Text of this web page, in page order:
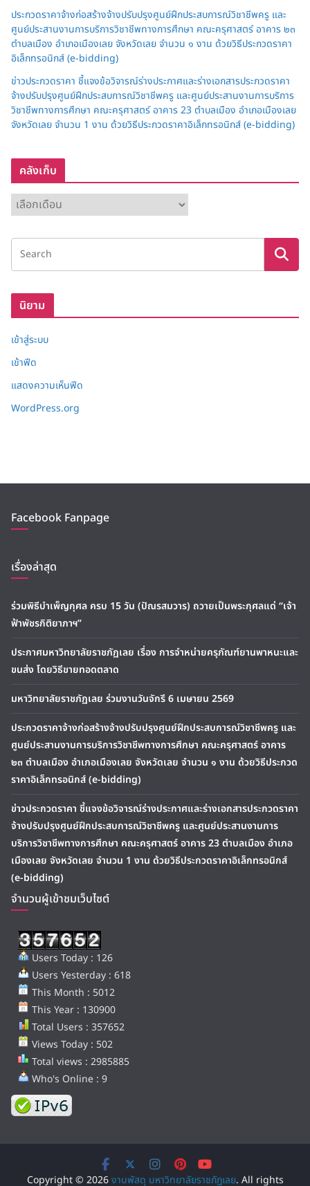
ประกวดราคาจ้างก่อสร้างจ้างปรับปรุงศูนย์ฝึกประสบการณ์วิชาชีพครู และ
ศูนย์ประสานงานการบริการวิชาชีพทางการศึกษา คณะครุศาสตร์ อาคาร ๒๓
ตำบลเมือง อำเภอเมืองเลย จังหวัดเลย จำนวน ๑ งาน ด้วยวิธีประกวดราคา
อิเล็กทรอนิกส์ (e-bidding)
ข่าวประกวดราคา ชี้แจงข้อวิจารณ์ร่างประกาศและร่างเอกสารประกวดราคา
จ้างปรับปรุงศูนย์ฝึกประสบการณ์วิชาชีพครู และศูนย์ประสานงานการบริการ
วิชาชีพทางการศึกษา คณะครุศาสตร์ อาคาร 23 ตำบลเมือง อำเภอเมืองเลย
จังหวัดเลย จำนวน 1 งาน ด้วยวิธีประกวดราคาอิเล็กทรอนิกส์ (e-bidding)
คลังเก็บ
ลั
ง
ก็
นิยาม
เข้าสู่ระบบ
เข้าฟีด
แสดงความเห็นฟีด
WordPress.org
Facebook Fanpage
เรื่องล่าสุด
ร่วมพิธีบำเพ็ญกุศล ครบ 15 วัน (ปัณรสมวาร) ถวายเป็นพระกุศลแด่ “เจ้า
ฟ้าพัชรกิติยาภาฯ”
ประกาศมหาวิทยาลัยราชภัฏเลย เรื่อง การจำหน่ายครุภัณฑ์ยานพาหนะและ
ขนส่ง โดยวิธีขายทอดตลาด
มหาวิทยาลัยราชภัฏเลย ร่วมงานวันจักรี 6 เมษายน 2569
ประกวดราคาจ้างก่อสร้างจ้างปรับปรุงศูนย์ฝึกประสบการณ์วิชาชีพครู และ
ศูนย์ประสานงานการบริการวิชาชีพทางการศึกษา คณะครุศาสตร์ อาคาร
๒๓ ตำบลเมือง อำเภอเมืองเลย จังหวัดเลย จำนวน ๑ งาน ด้วยวิธีประกวด
ราคาอิเล็กทรอนิกส์ (e-bidding)
ข่าวประกวดราคา ชี้แจงข้อวิจารณ์ร่างประกาศและร่างเอกสารประกวดราคา
จ้างปรับปรุงศูนย์ฝึกประสบการณ์วิชาชีพครู และศูนย์ประสานงานการ
บริการวิชาชีพทางการศึกษา คณะครุศาสตร์ อาคาร 23 ตำบลเมือง อำเภอ
เมืองเลย จังหวัดเลย จำนวน 1 งาน ด้วยวิธีประกวดราคาอิเล็กทรอนิกส์
(e-bidding)
จำนวนผู้เข้าชมเว็บไซต์
Users Today : 126
Users Yesterday : 618
This Month : 5012
This Year : 130900
Total Users : 357652
Views Today : 502
Total views : 2985885
Who's Online : 9
Copyright © 2026งานพัสดุ มหาวิทยาลัยราชภัฏเลย. All rights